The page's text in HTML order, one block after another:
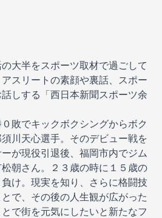
大半をスポーツ取材で過ごして
スリートの素顔や裏話、スポー
しする「西日本新聞スポーツ余
敗でキックボクシングからボク
川天心選手。そのデビュー戦を
が現役引退後、福岡市内でジム
朝さん。２３歳の時に１５歳の
け。現実を知り、さらに格闘技
で、その後の人生観が広がった
で街を元気にしたいと新たなフ